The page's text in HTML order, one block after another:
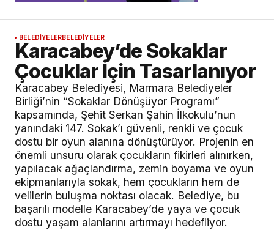
BELEDİYELERBELEDİYELER
Karacabey’de Sokaklar
Çocuklar İçin Tasarlanıyor
Karacabey Belediyesi, Marmara Belediyeler
Birliği’nin “Sokaklar Dönüşüyor Programı”
kapsamında, Şehit Serkan Şahin İlkokulu’nun
yanındaki 147. Sokak’ı güvenli, renkli ve çocuk
dostu bir oyun alanına dönüştürüyor. Projenin en
önemli unsuru olarak çocukların fikirleri alınırken,
yapılacak ağaçlandırma, zemin boyama ve oyun
ekipmanlarıyla sokak, hem çocukların hem de
velilerin buluşma noktası olacak. Belediye, bu
başarılı modelle Karacabey’de yaya ve çocuk
dostu yaşam alanlarını artırmayı hedefliyor.